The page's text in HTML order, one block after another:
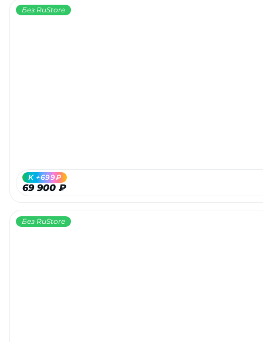
Без RuStore
69 900 ₽
K +699₽
Без RuStore